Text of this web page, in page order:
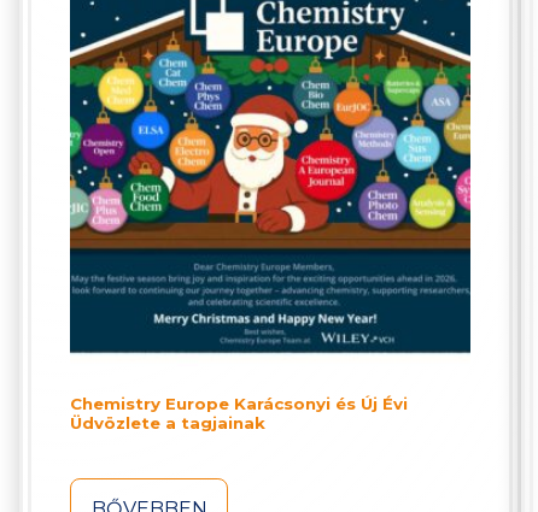
Chemistry Europe Karácsonyi és Új Évi
Üdvözlete a tagjainak